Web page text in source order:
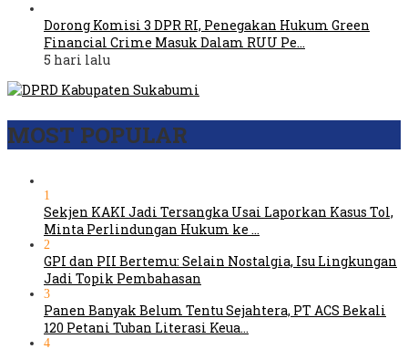
Dorong Komisi 3 DPR RI, Penegakan Hukum Green
Financial Crime Masuk Dalam RUU Pe…
5 hari lalu
MOST POPULAR
1
Sekjen KAKI Jadi Tersangka Usai Laporkan Kasus Tol,
Minta Perlindungan Hukum ke …
2
GPI dan PII Bertemu: Selain Nostalgia, Isu Lingkungan
Jadi Topik Pembahasan
3
Panen Banyak Belum Tentu Sejahtera, PT ACS Bekali
120 Petani Tuban Literasi Keua…
4